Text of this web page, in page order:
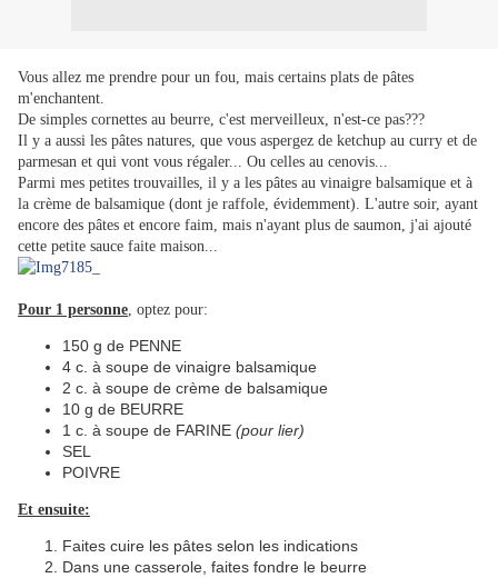
Vous allez me prendre pour un fou, mais certains plats de pâtes
m'enchantent.
De simples cornettes au beurre, c'est merveilleux, n'est-ce pas???
Il y a aussi les pâtes natures, que vous aspergez de ketchup au curry et de
parmesan et qui vont vous régaler... Ou celles au cenovis...
Parmi mes petites trouvailles, il y a les pâtes au vinaigre balsamique et à
la crème de balsamique (dont je raffole, évidemment). L'autre soir, ayant
encore des pâtes et encore faim, mais n'ayant plus de saumon, j'ai ajouté
cette petite sauce faite maison...
Pour 1 personne, optez pour:
150 g de PENNE
4 c. à soupe de vinaigre balsamique
2 c. à soupe de crème de balsamique
10 g de BEURRE
1 c. à soupe de FARINE (pour lier)
SEL
POIVRE
Et ensuite:
Faites cuire les pâtes selon les indications
Dans une casserole, faites fondre le beurre